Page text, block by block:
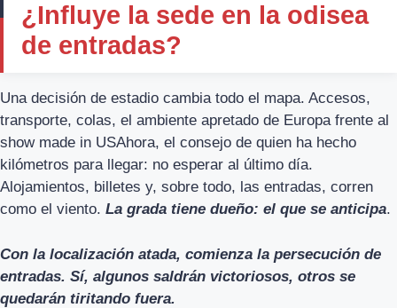
¿Influye la sede en la odisea
de entradas?
Una decisión de estadio cambia todo el mapa. Accesos,
transporte, colas, el ambiente apretado de Europa frente al
show made in USAhora, el consejo de quien ha hecho
kilómetros para llegar: no esperar al último día.
Alojamientos, billetes y, sobre todo, las entradas, corren
como el viento. La grada tiene dueño: el que se anticipa.
Con la localización atada, comienza la persecución de
entradas. Sí, algunos saldrán victoriosos, otros se
quedarán tiritando fuera.